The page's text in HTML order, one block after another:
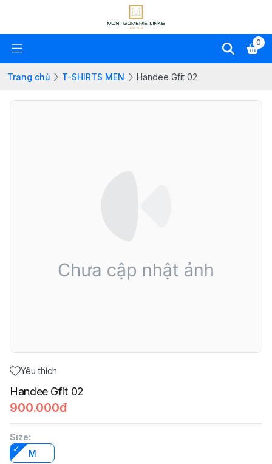
0
Trang chủ T-SHIRTS MEN Handee Gfit 02
Yêu thích
Handee Gfit 02
900.000đ
Size:
M